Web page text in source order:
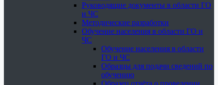
Руководящие документы в области ГО
и ЧС
Методические разработки
Обучение населения в области ГО и
ЧС
Обучение населения в области
ГО и ЧС
Образцы для подачи сведений по
обучению
Образец отчёта о проведении